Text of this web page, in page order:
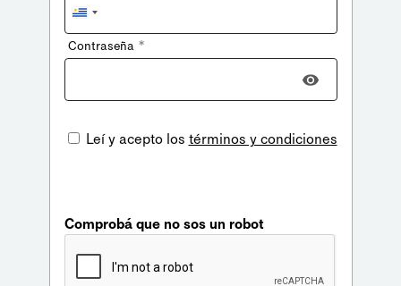
Uruguay
+598
Contraseña *
Leí y acepto los términos y condiciones
Comprobá que no sos un robot